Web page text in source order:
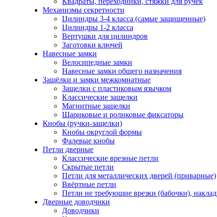
Механизмы секретности
Цилиндры 3-4 класса (самые защищенные)
Цилиндры 1-2 класса
Вертушки для цилиндров
Заготовки ключей
Навесные замки
Велосипедные замки
Навесные замки общего назначения
Защёлки и замки межкомнатные
Защелки с пластиковым язычком
Классические защелки
Магнитные защелки
Шариковые и роликовые фиксаторы
Кнобы (ручки-защелки)
Кнобы округлой формы
Фалевые кнобы
Петли дверные
Классические врезные петли
Скрытые петли
Петли для металлических дверей (приварные)
Ввёртные петли
Петли не требующие врезки (бабочки),
Дверные доводчики
Доводчики